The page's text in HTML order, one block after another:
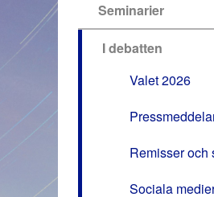
Seminarier
I debatten
Valet 2026
Remisser och
Sociala